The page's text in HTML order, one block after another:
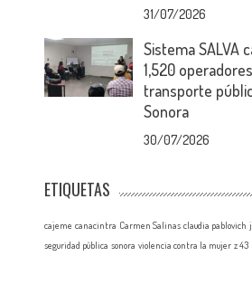
31/07/2026
Sistema SALVA
1,520
transporte
Sonora
30/07/2026
ETIQUETAS
cajeme canacintra Carmen Salinas claudia pablovich
seguridad pública sonora violencia contra la mujer z 43